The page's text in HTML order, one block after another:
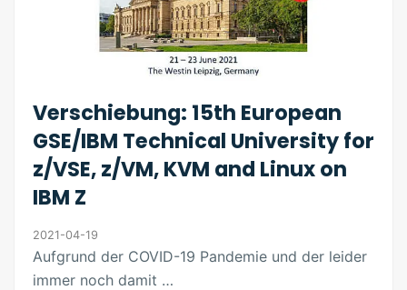
Verschiebung: 15th European
GSE/IBM Technical University for
z/VSE, z/VM, KVM and Linux on
IBM Z
2021-04-19
Aufgrund der COVID-19 Pandemie und der leider
immer noch damit …